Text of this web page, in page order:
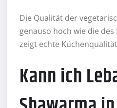
Die Qualität der
genauso hoch wie die des
zeigt echte
Kann ich